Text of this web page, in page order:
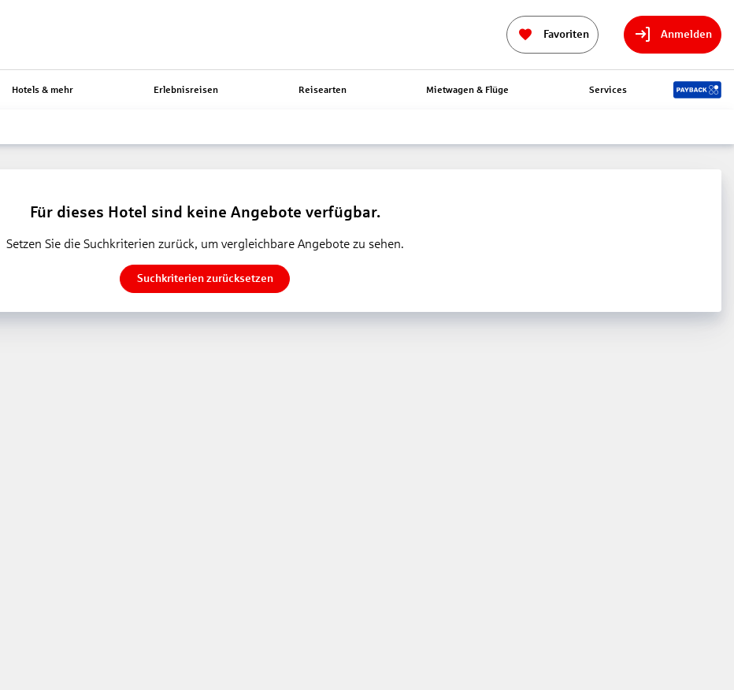
Favoriten Anmelden
Hotels & mehr Erlebnisreisen Reisearten Mietwagen & Flüge Services
Für dieses Hotel sind keine Angebote verfügbar.
Setzen Sie die Suchkriterien zurück, um vergleichbare Angebote zu sehen.
Suchkriterien zurücksetzen